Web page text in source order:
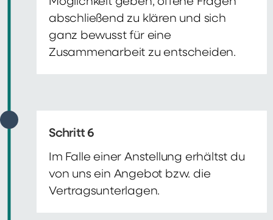
abschließend zu klären und sich
ganz bewusst für eine
Zusammenarbeit zu entscheiden.
Schritt 6
Im Falle einer Anstellung erhältst du
von uns ein Angebot bzw. die
Vertragsunterlagen.